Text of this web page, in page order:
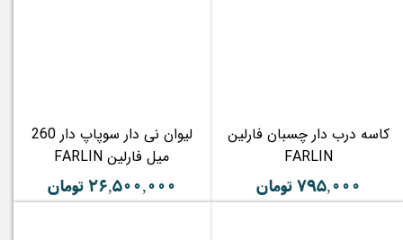
کاسه درب دار چسبان فارلین
FARLIN
۷۹۵,۰۰۰ تومان
لیوان نی دار سوپاپ دار 260
میل فارلین FARLIN
۲۶,۵۰۰,۰۰۰ تومان